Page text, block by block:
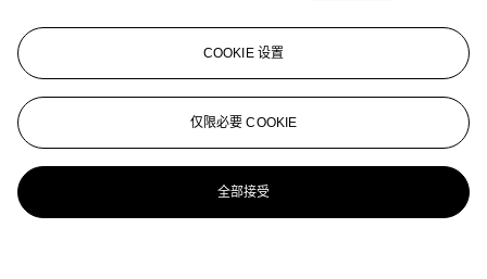
COOKIE 设置
仅限必要 COOKIE
全部接受